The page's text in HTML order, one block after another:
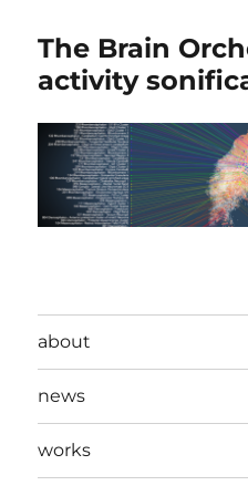
The Brain
activity
about
news
works